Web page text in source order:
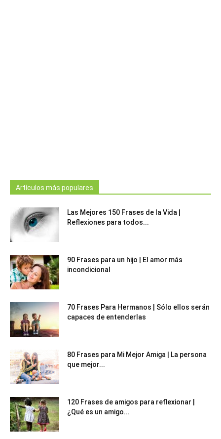
Artículos más populares
Las Mejores 150 Frases de la Vida |
Reflexiones para todos...
90 Frases para un hijo | El amor más
incondicional
70 Frases Para Hermanos | Sólo ellos serán
capaces de entenderlas
80 Frases para Mi Mejor Amiga | La persona
que mejor...
120 Frases de amigos para reflexionar |
¿Qué es un amigo...